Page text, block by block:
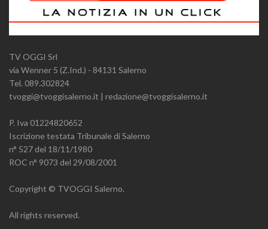
TV OGGI Srl
via Wenner 5 (Z.Ind.) - 84131 Salerno
Tel. 089.302824
tvoggi@tvoggisalerno.it | redazione@tvoggisalerno.it
P. Iva 01224820652
Iscrizione testata Tribunale di Salerno
n° 527 del 18/11/1980
ROC n° 9073 del 29/08/2001
Copyright © TVOGGI Salerno.
All rights reserved.